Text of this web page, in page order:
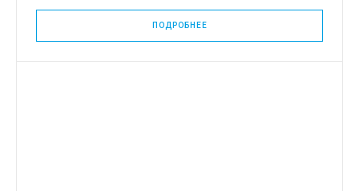
ПОДРОБНЕЕ